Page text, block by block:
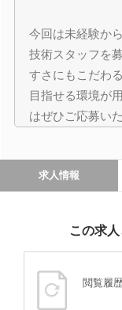
今回は未経験か
技術スタッフを
すさにもこだわ
目指せる環境が
はぜひご応募い
求人情報
この求
閲覧履